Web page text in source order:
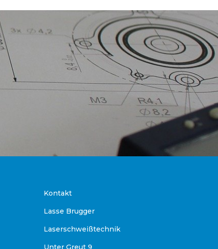
Kontakt
Lasse Brugger
Laserschweißtechnik
Unter Greut 9